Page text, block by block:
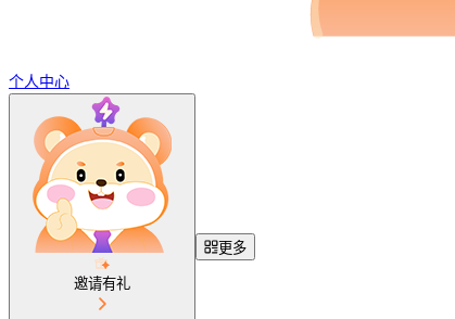
个人中心
邀请有礼
更多